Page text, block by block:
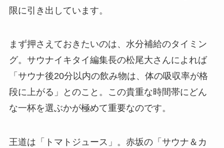
限に引き出しています。
まず押さえておきたいのは、水分補給のタイミン
グ。サウナイキタイ編集長の松尾大さんによれば
「サウナ後20分以内の飲み物は、体の吸収率が格
段に上がる」とのこと。この貴重な時間帯にどん
な一杯を選ぶかが極めて重要なのです。
王道は「トマトジュース」。赤坂の「サウナ＆カ